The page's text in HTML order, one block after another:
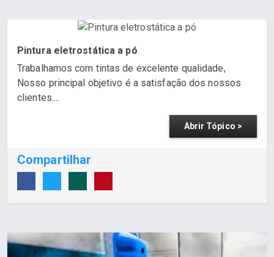
Pintura eletrostática a pó
Trabalhamos com tintas de excelente qualidade,
Nosso principal objetivo é a satisfação dos nossos
clientes....
Abrir Tópico >
Compartilhar